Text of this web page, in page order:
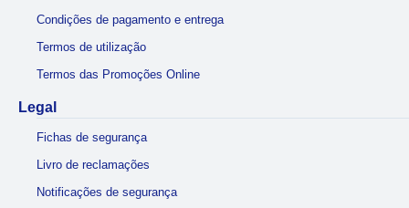
Condições de pagamento e entrega
Termos de utilização
Termos das Promoções Online
Legal
Fichas de segurança
Livro de reclamações
Notificações de segurança